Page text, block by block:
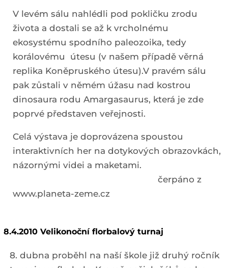
V levém sálu nahlédli pod pokličku zrodu
života a dostali se až k vrcholnému
ekosystému spodního paleozoika, tedy
korálovému útesu (v našem případě věrná
replika Koněpruského útesu).V pravém sálu
pak zůstali v němém úžasu nad kostrou
dinosaura rodu Amargasaurus, která je zde
poprvé představen veřejnosti.
Celá výstava je doprovázena spoustou
interaktivních her na dotykových obrazovkách,
názornými videi a maketami.
čerpáno z
www.planeta-zeme.cz
8.4.2010 Velikonoční florbalový turnaj
8. dubna proběhl na naší škole již druhý ročník